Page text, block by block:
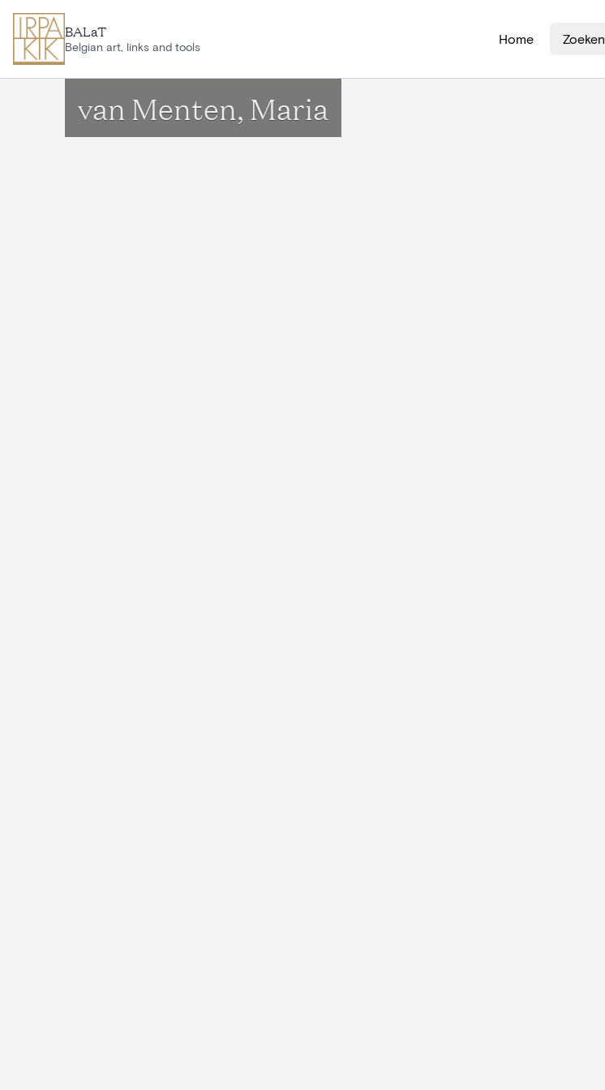
BALaT
Belgian art, links and tools
Home Zoeken
van Menten, Maria